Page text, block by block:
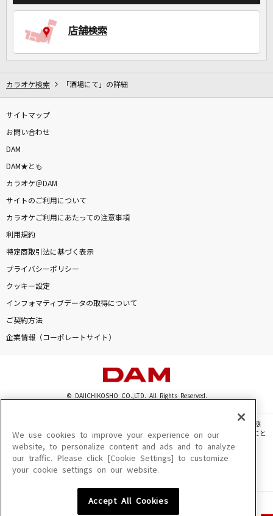
店舗検索
カラオケ検索 「酒場にて」の詳細
サイトマップ
お問い合わせ
DAM
DAM★とも
カラオケ＠DAM
サイトのご利用について
カラオケご利用にあたっての注意事項
利用規約
特定商取引法に基づく表示
プライバシーポリシー
クッキー設定
インフォマティブデータの取得について
ご契約方法
企業情報（コーポレートサイト）
© DAIICHIKOSHO CO.,LTD. All Rights Reserved.
このサイトに掲載されている一切の文章・画像・写真・動画・音声等を、手段や形態
を問わず、著作権法の定める範囲を超えて無断で複製、転載、ファイル化などすること
を禁じます。
楽曲及びコンテンツは、機種によりご利用いただけない場合があります。
楽曲及びコンテンツの配信日、配信内容が変更になる場合があります。
We use cookies to improve your experience on our
website, to personalize content and ads and to analyze
our traffic. Please click [Cookie Settings] to customize
your cookie settings on our website.
Accept All Cookies